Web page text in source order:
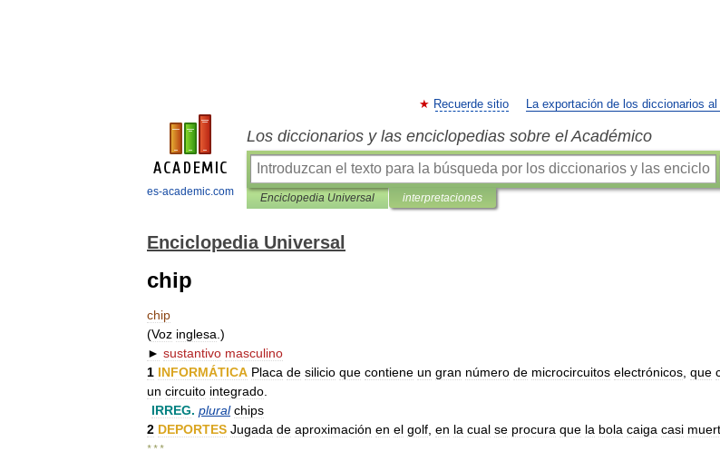
es-academic.com
Recuerde sitio La exportación de los diccionarios
Los diccionarios y las enciclopedias sobre el Académico
Enciclopedia Universal interpretaciones
Enciclopedia Universal
chip
chip
(Voz inglesa .)
► sustantivo masculino
1 INFORMÁTICA Placa de silicio que contiene un gran número de microcircuitos electrónicos que
un circuito integrado
IRREG. plural chips
2 DEPORTES Jugada de aproximación en el golf en la cual se procura que la bola caiga casi
* * *